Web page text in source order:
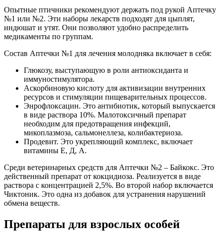
Опытные птичники рекомендуют держать под рукой Аптечку
№1 или №2. Эти наборы лекарств подходят для цыплят,
индюшат и утят. Они позволяют удобно распределить
медикаменты по группам.
Состав Аптечки №1 для лечения молодняка включает в себя:
Глюкозу, выступающую в роли антиоксиданта и
иммуностимулятора.
Аскорбиновую кислоту для активизации внутренних
ресурсов и стимуляции пищеварительных процессов.
Энрофлоксацин. Это антибиотик, который выпускается
в виде раствора 10%. Малотоксичный препарат
необходим для предотвращения инфекций,
микоплазмоза, сальмонеллеза, колибактериоза.
Продевит. Это укрепляющий комплекс, включает
витамины Е, Д, А.
Среди ветеринарных средств для Аптечки №2 – Байкокс. Это
действенный препарат от кокцидиоза. Реализуется в виде
раствора с концентрацией 2,5%. Во второй набор включается
Чиктоник. Это одна из добавок для устранения нарушений
обмена веществ.
Препараты для взрослых особей